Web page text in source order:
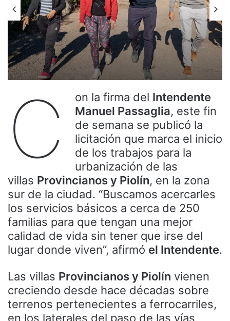
C on la firma del Intendente
Manuel Passaglia, este fin
de semana se publicó la
licitación que marca el inicio
de los trabajos para la
urbanización de las
villas Provincianos y Piolín, en la zona
sur de la ciudad. “Buscamos acercarles
los servicios básicos a cerca de 250
familias para que tengan una mejor
calidad de vida sin tener que irse del
lugar donde viven”, afirmó el Intendente.
Las villas Provincianos y Piolín vienen
creciendo desde hace décadas sobre
terrenos pertenecientes a ferrocarriles,
en los laterales del paso de las vías